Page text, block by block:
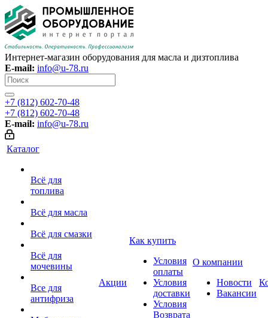
Интернет-магазин оборудования для масла и дизтоплива
E-mail: info@u-78.ru
+7 (812) 602-70-48
+7 (812) 602-70-48
E-mail: info@u-78.ru
Каталог
Всё для
топлива
Всё для масла
Всё для смазки
Всё для
мочевины
Все для
антифриза
Акции
Как купить
Условия
оплаты
Условия
доставки
Условия
Возврата
О компании
Новости
Вакансии